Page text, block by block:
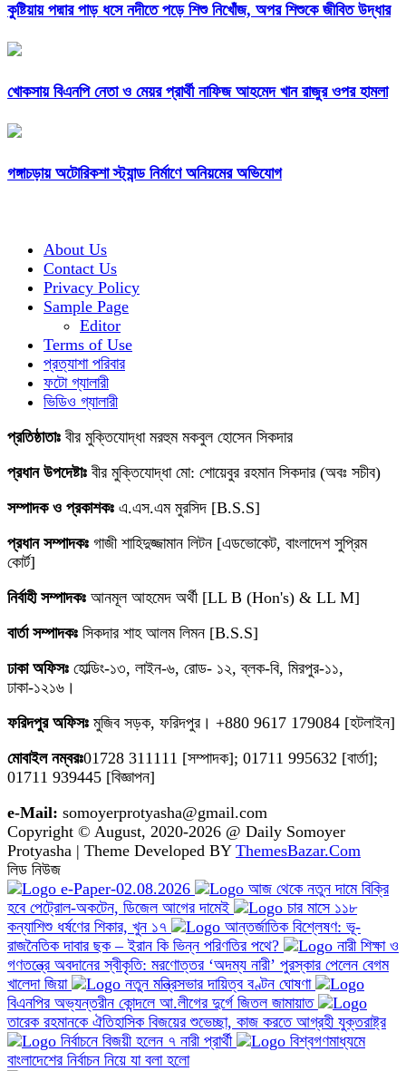
কুষ্টিয়ায় পদ্মার পাড় ধসে নদীতে পড়ে শিশু নিখোঁজ, অপর শিশুকে জীবিত উদ্ধার
খোকসায় বিএনপি নেতা ও মেয়র প্রার্থী নাফিজ আহমেদ খান রাজুর ওপর হামলা
গঙ্গাচড়ায় অটোরিকশা স্ট্যান্ড নির্মাণে অনিয়মের অভিযোগ
About Us
Contact Us
Privacy Policy
Sample Page
Editor
Terms of Use
প্রত্যাশা পরিবার
ফটো গ্যালারী
ভিডিও গ্যালারী
প্রতিষ্ঠাতাঃ বীর মুক্তিযোদ্ধা মরহুম মকবুল হোসেন সিকদার
প্রধান উপদেষ্টাঃ বীর মুক্তিযোদ্ধা মো: শোয়েবুর রহমান সিকদার (অবঃ সচীব)
সম্পাদক ও প্রকাশকঃ এ.এস.এম মুরসিদ [B.S.S]
প্রধান সম্পাদকঃ গাজী শাহিদুজ্জামান লিটন [এডভোকেট, বাংলাদেশ সুপ্রিম
কোর্ট]
নির্বাহী সম্পাদকঃ আনমূল আহমেদ অর্থী [LL B (Hon's) & LL M]
বার্তা সম্পাদকঃ সিকদার শাহ আলম লিমন [B.S.S]
ঢাকা অফিসঃ হোল্ডিং-১৩, লাইন-৬, রোড- ১২, ব্লক-বি, মিরপুর-১১,
ঢাকা-১২১৬।
ফরিদপুর অফিসঃ মুজিব সড়ক, ফরিদপুর। +880 9617 179084 [হটলাইন]
মোবাইল নম্বরঃ01728 311111 [সম্পাদক]; 01711 995632 [বার্তা];
01711 939445 [বিজ্ঞাপন]
e-Mail: somoyerprotyasha@gmail.com
Copyright © August, 2020-2026 @ Daily Somoyer
Protyasha | Theme Developed BY ThemesBazar.Com
লিড নিউজ
e-Paper-02.08.2026
আজ থেকে নতুন দামে বিক্রি
হবে পেট্রোল-অকটেন, ডিজেল আগের দামেই
চার মাসে ১১৮
কন্যাশিশু ধর্ষণের শিকার, খুন ১৭
আন্তর্জাতিক বিশ্লেষণ: ভূ-
রাজনৈতিক দাবার ছক – ইরান কি ভিন্ন পরিণতির পথে?
নারী শিক্ষা ও
গণতন্ত্রে অবদানের স্বীকৃতি: মরণোত্তর ‘অদম্য নারী’ পুরস্কার পেলেন বেগম
খালেদা জিয়া
নতুন মন্ত্রিসভার দায়িত্ব বণ্টন ঘোষণা
বিএনপির অভ্যন্তরীন কোন্দলে আ.লীগের দুর্গে জিতল জামায়াত
তারেক রহমানকে ঐতিহাসিক বিজয়ের শুভেচ্ছা, কাজ করতে আগ্রহী যুক্তরাষ্ট্র
নির্বাচনে বিজয়ী হলেন ৭ নারী প্রার্থী
বিশ্বগণমাধ্যমে
বাংলাদেশের নির্বাচন নিয়ে যা বলা হলো